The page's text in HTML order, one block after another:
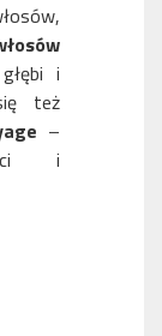
i
też
–
i